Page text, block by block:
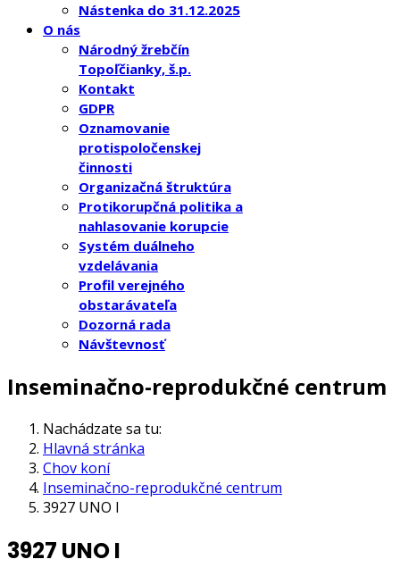
Nástenka do 31.12.2025
O nás
Národný žrebčín
Topoľčianky, š.p.
Kontakt
GDPR
Oznamovanie
protispoločenskej
činnosti
Organizačná štruktúra
Protikorupčná politika a
nahlasovanie korupcie
Systém duálneho
vzdelávania
Profil verejného
obstarávateľa
Dozorná rada
Návštevnosť
Inseminačno-reprodukčné centrum
Nachádzate sa tu:
Hlavná stránka
Chov koní
Inseminačno-reprodukčné centrum
3927 UNO I
3927 UNO I